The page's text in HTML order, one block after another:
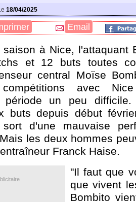
18/04/2025
Email
saison à Nice, l'attaquant
et 12 buts toutes
central Moïse
avec
période un peu
buts depuis début
d'une mauvaise
les deux hommes
Franck Haise.
"Il faut que
que vivent
Bombito